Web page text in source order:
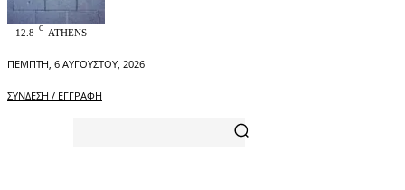
12.8 C ATHENS
ΠΈΜΠΤΗ, 6 ΑΥΓΟΎΣΤΟΥ, 2026
ΣΎΝΔΕΣΗ / ΕΓΓΡΑΦΉ